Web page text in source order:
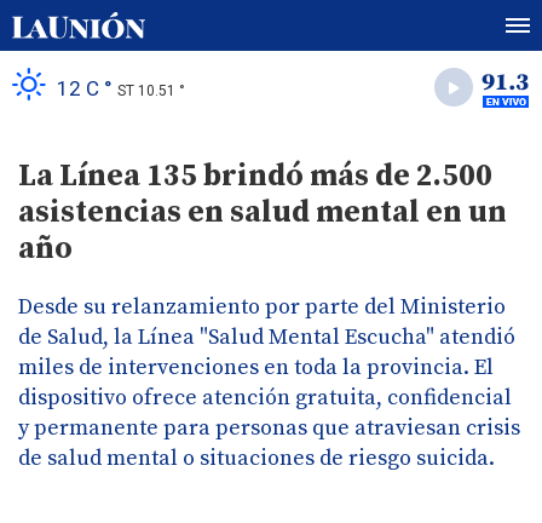
12 C ° ST 10.51 °
La Línea 135 brindó más de 2.500
asistencias en salud mental en un
año
Desde su relanzamiento por parte del Ministerio
de Salud, la Línea "Salud Mental Escucha" atendió
miles de intervenciones en toda la provincia. El
dispositivo ofrece atención gratuita, confidencial
y permanente para personas que atraviesan crisis
de salud mental o situaciones de riesgo suicida.